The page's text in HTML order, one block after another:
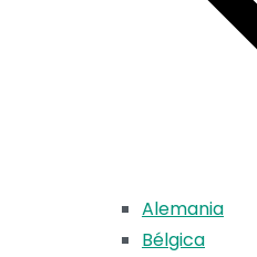
Alemania
Bélgica